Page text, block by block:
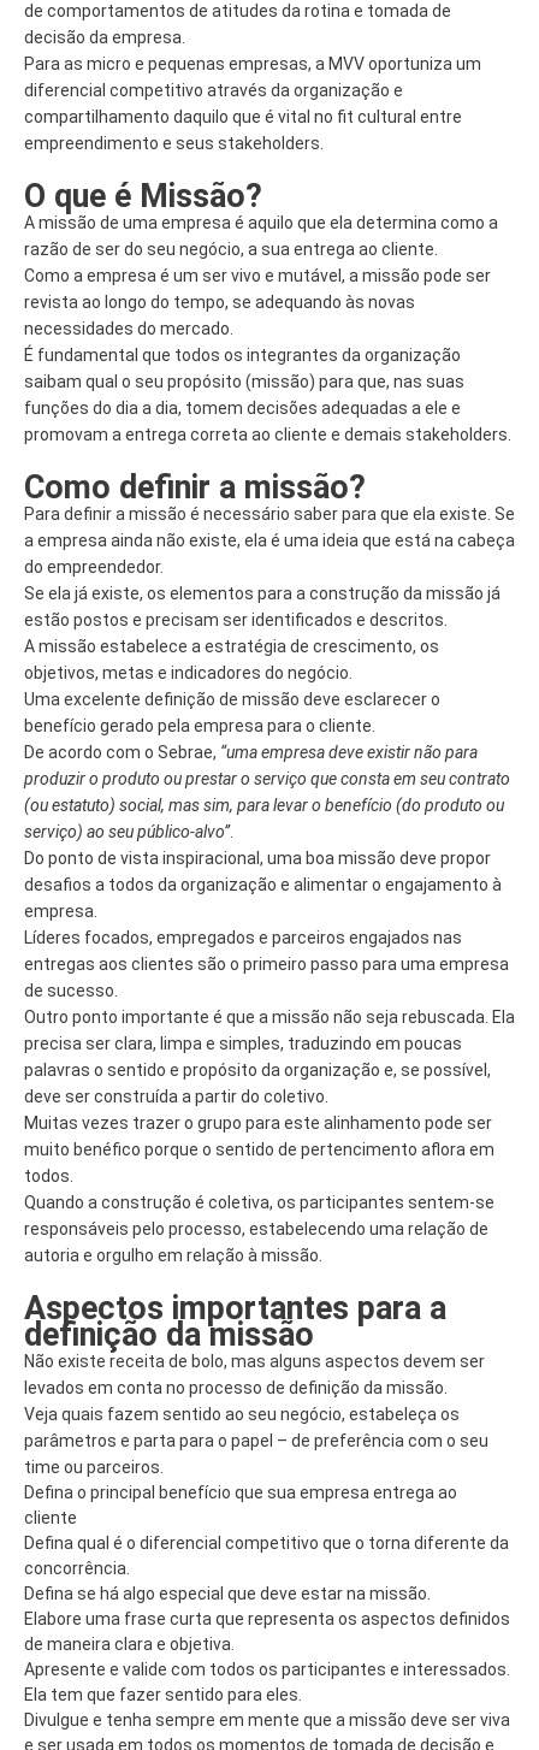
de comportamentos de atitudes da rotina e tomada de
decisão da empresa.
Para as micro e pequenas empresas, a MVV oportuniza um
diferencial competitivo através da organização e
compartilhamento daquilo que é vital no fit cultural entre
empreendimento e seus stakeholders.
O que é Missão?
A missão de uma empresa é aquilo que ela determina como a
razão de ser do seu negócio, a sua entrega ao cliente.
Como a empresa é um ser vivo e mutável, a missão pode ser
revista ao longo do tempo, se adequando às novas
necessidades do mercado.
É fundamental que todos os integrantes da organização
saibam qual o seu propósito (missão) para que, nas suas
funções do dia a dia, tomem decisões adequadas a ele e
promovam a entrega correta ao cliente e demais stakeholders.
Como definir a missão?
Para definir a missão é necessário saber para que ela existe. Se
a empresa ainda não existe, ela é uma ideia que está na cabeça
do empreendedor.
Se ela já existe, os elementos para a construção da missão já
estão postos e precisam ser identificados e descritos.
A missão estabelece a estratégia de crescimento, os
objetivos, metas e indicadores do negócio.
Uma excelente definição de missão deve esclarecer o
benefício gerado pela empresa para o cliente.
De acordo com o Sebrae, “uma empresa deve existir não para
produzir o produto ou prestar o serviço que consta em seu contrato
(ou estatuto) social, mas sim, para levar o benefício (do produto ou
serviço) ao seu público-alvo”.
Do ponto de vista inspiracional, uma boa missão deve propor
desafios a todos da organização e alimentar o engajamento à
empresa.
Líderes focados, empregados e parceiros engajados nas
entregas aos clientes são o primeiro passo para uma empresa
de sucesso.
Outro ponto importante é que a missão não seja rebuscada. Ela
precisa ser clara, limpa e simples, traduzindo em poucas
palavras o sentido e propósito da organização e, se possível,
deve ser construída a partir do coletivo.
Muitas vezes trazer o grupo para este alinhamento pode ser
muito benéfico porque o sentido de pertencimento aflora em
todos.
Quando a construção é coletiva, os participantes sentem-se
responsáveis pelo processo, estabelecendo uma relação de
autoria e orgulho em relação à missão.
Aspectos importantes para a
definição da missão
Não existe receita de bolo, mas alguns aspectos devem ser
levados em conta no processo de definição da missão.
Veja quais fazem sentido ao seu negócio, estabeleça os
parâmetros e parta para o papel – de preferência com o seu
time ou parceiros.
Defina o principal benefício que sua empresa entrega ao
cliente
Defina qual é o diferencial competitivo que o torna diferente da
concorrência.
Defina se há algo especial que deve estar na missão.
Elabore uma frase curta que representa os aspectos definidos
de maneira clara e objetiva.
Apresente e valide com todos os participantes e interessados.
Ela tem que fazer sentido para eles.
Divulgue e tenha sempre em mente que a missão deve ser viva
e ser usada em todos os momentos de tomada de decisão e